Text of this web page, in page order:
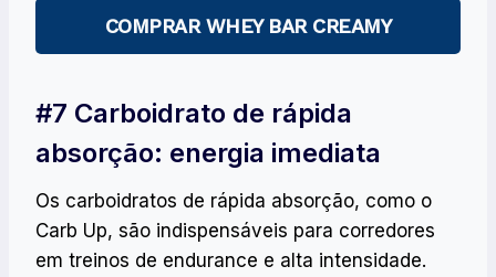
COMPRAR WHEY BAR CREAMY
#7 Carboidrato de rápida
absorção: energia imediata
Os carboidratos de rápida absorção, como o
Carb Up, são indispensáveis para corredores
em treinos de endurance e alta intensidade.